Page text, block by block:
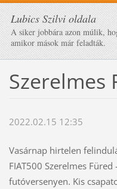
Lubics Szilvi oldala
A siker jobbára azon múlik,
amikor mások már feladták.
Szerelmes
2022.02.15 12:35
Vasárnap hirtelen
FIAT500 Szerelmes
futóversenyen. Kis